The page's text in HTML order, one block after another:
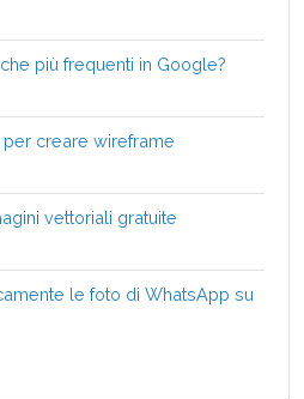
più frequenti in Google?
creare wireframe
vettoriali gratuite
le foto di WhatsApp su